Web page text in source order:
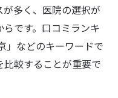
多く、医院の選択が
です。口コミランキ
」などのキーワードで
較することが重要で